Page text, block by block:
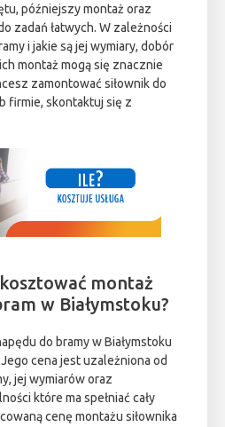
późniejszy montaż oraz
zadań łatwych. W zależności
i jakie są jej wymiary, dobór
montaż mogą się znacznie
zamontować siłownik do
firmie, skontaktuj się z
montaż
w Białymstoku?
do bramy w Białymstoku
cena jest uzależniona od
jej wymiarów oraz
które ma spełniać cały
cenę montażu siłownika